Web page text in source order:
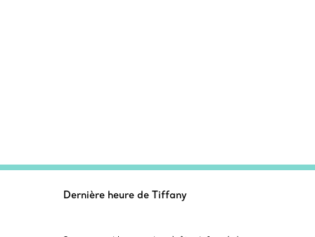
Dernière heure de Tiffany